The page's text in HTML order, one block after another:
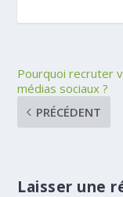
Pourquoi recruter
médias sociaux ?
PRÉCÉDENT
Laisser une